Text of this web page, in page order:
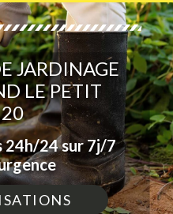
JARDINAGE
LE PETIT
24h/24 sur 7j/7